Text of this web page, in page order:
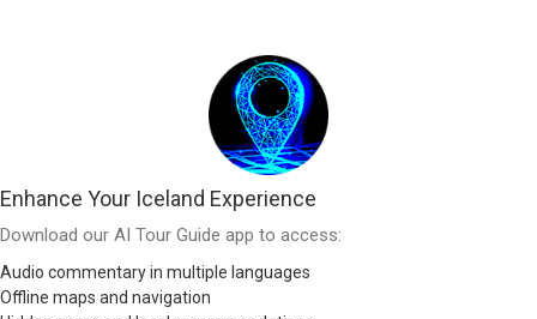
Enhance Your Iceland Experience
Download our AI Tour Guide app to access:
Audio commentary in multiple languages
Offline maps and navigation